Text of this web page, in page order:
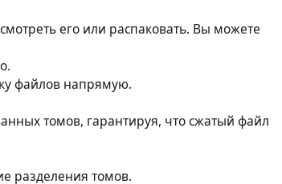
его или распаковать. Вы можете
файлов напрямую.
томов, гарантируя, что сжатый файл
разделения томов.